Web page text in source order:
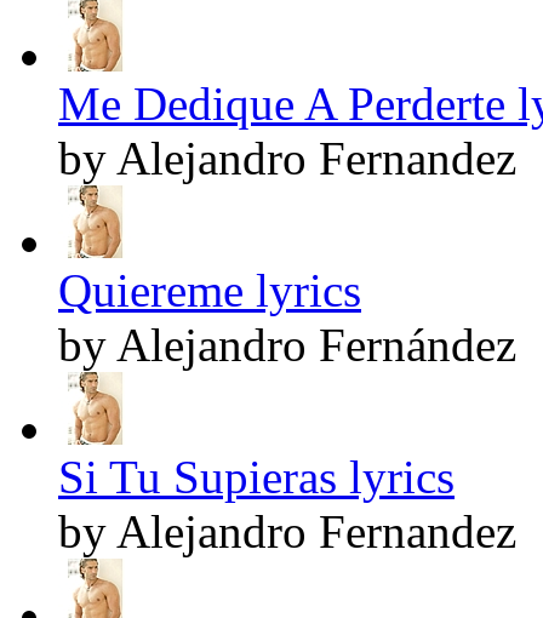
Me Dedique A Perderte
by Alejandro Fernandez
Quiereme lyrics
by Alejandro Fernández
Si Tu Supieras lyrics
by Alejandro Fernandez